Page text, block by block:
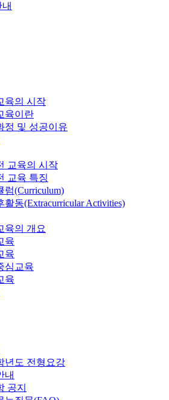
육의 시작
육이란
정 및 성공이유
교육의 시작
교육 특징
럼(Curriculum)
활동(Extracurricular Activities)
육의 개요
육
육
심교육
육
년도 전형요강
내
공지